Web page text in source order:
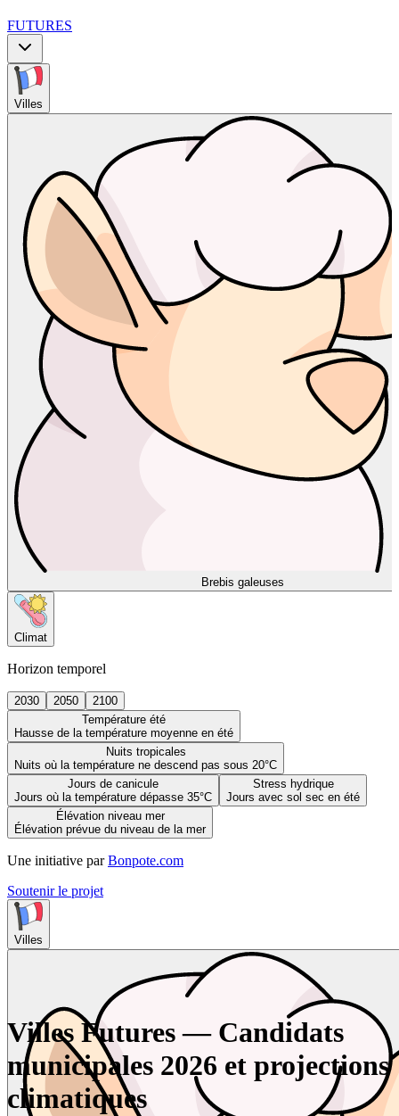
FUTURES
Villes
Brebis galeuses
Climat
Horizon temporel
2030 2050
2100
Température été
Hausse de la température moyenne en été
Nuits tropicales
Nuits où la température ne descend pas sous 20°C
Jours de canicule
Jours où la température dépasse 35°C
Stress hydrique
Jours avec sol sec en été
Élévation niveau mer
Élévation prévue du niveau de la mer
Une initiative par Bonpote.com
Soutenir le projet
Villes
Villes Futures — Candidats
municipales 2026 et projections
climatiques